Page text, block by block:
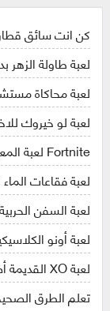
كن انت سائق
لعبة طاولة الزهر
لعبة محاكاة
لعبة لو خيروك
Fortnite لعبة المعركة الملكية الأحدث
لعبة فقاعات
لعبة السفن
لعبة أونو
لعبة XO القديمة أصبحت رقمية
تعلم الطرق